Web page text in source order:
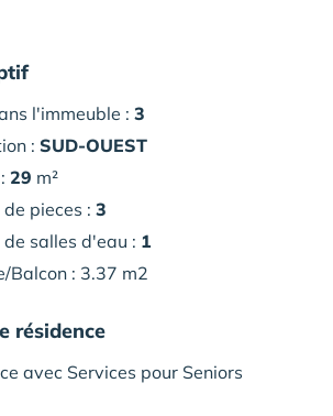
l'immeuble : 3
: SUD-OUEST
29 m²
pieces : 3
salles d'eau : 1
Balcon : 3.37 m2
résidence
avec Services pour Seniors